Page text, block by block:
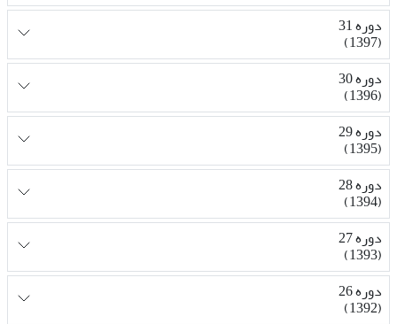
دوره 31
(1397)
دوره 30
(1396)
دوره 29
(1395)
دوره 28
(1394)
دوره 27
(1393)
دوره 26
(1392)